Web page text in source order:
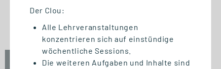
Berufsbegleitend zum Master
oder MBA
Mi., 23. September 2026
Der Clou:
Alle Lehrveranstaltungen
konzentrieren sich auf einstündige
wöchentliche Sessions.
Die weiteren Aufgaben und Inhalte sind